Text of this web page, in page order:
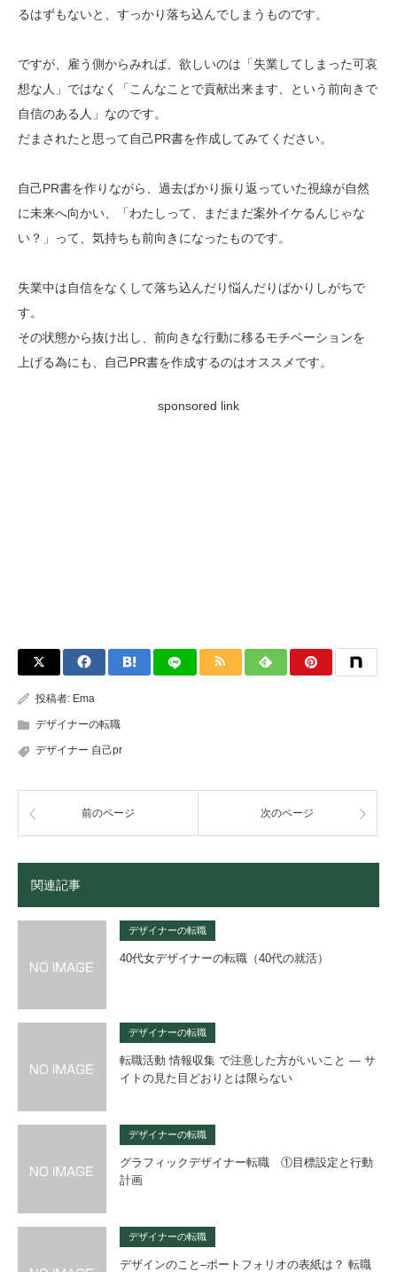
るはずもないと、すっかり落ち込んでしまうものです。
ですが、雇う側からみれば、欲しいのは「失業してしまった可哀
想な人」ではなく「こんなことで貢献出来ます、という前向きで
自信のある人」なのです。
だまされたと思って自己PR書を作成してみてください。
自己PR書を作りながら、過去ばかり振り返っていた視線が自然
に未来へ向かい、「わたしって、まだまだ案外イケるんじゃな
い？」って、気持ちも前向きになったものです。
失業中は自信をなくして落ち込んだり悩んだりばかりしがちで
す。
その状態から抜け出し、前向きな行動に移るモチベーションを
上げる為にも、自己PR書を作成するのはオススメです。
sponsored link
投稿者: Ema
デザイナーの転職
デザイナー 自己pr
前のページ 次のページ
関連記事
デザイナーの転職
40代女デザイナーの転職（40代の就活）
デザイナーの転職
転職活動 情報収集 で注意した方がいいこと — サ
イトの見た目どおりとは限らない
デザイナーの転職
グラフィックデザイナー転職 ①目標設定と行動
計画
デザイナーの転職
デザインのこと–ポートフォリオの表紙は？ 転職